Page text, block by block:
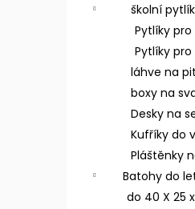
školní
Pytlíky
Pytlíky
láhve na
boxy na
Desky na
Kufříky do
Pláštěnky
Batohy do
do 40 X 25